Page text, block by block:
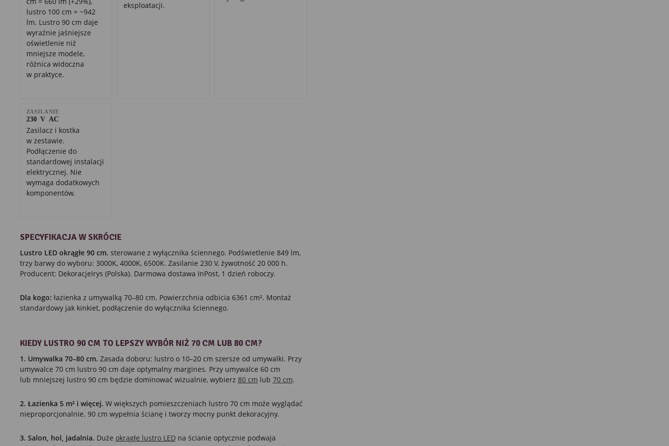
lustro 100 cm = ~942
lm. Lustro 90 cm daje
wyraźnie jaśniejsze
oświetlenie niż
mniejsze modele,
różnica widoczna
w praktyce.
eksploatacji.
ZASILANIE
230 V AC
Zasilacz i kostka
w zestawie.
Podłączenie do
standardowej instalacji
elektrycznej. Nie
wymaga dodatkowych
komponentów.
SPECYFIKACJA W SKRÓCIE
Lustro LED okrągłe 90 cm. sterowane z wyłącznika ściennego. Podświetlenie 849 lm,
trzy barwy do wyboru: 3000K, 4000K, 6500K. Zasilanie 230 V, żywotność 20 000 h.
Producent: DekoracjeIrys (Polska). Darmowa dostawa InPost, 1 dzień roboczy.
Dla kogo: łazienka z umywalką 70–80 cm. Powierzchnia odbicia 6361 cm². Montaż
standardowy jak kinkiet, podłączenie do wyłącznika ściennego.
KIEDY LUSTRO 90 CM TO LEPSZY WYBÓR NIŻ 70 CM LUB 80 CM?
1. Umywalka 70–80 cm. Zasada doboru: lustro o 10–20 cm szersze od umywalki. Przy
umywalce 70 cm lustro 90 cm daje optymalny margines. Przy umywalce 60 cm
lub mniejszej lustro 90 cm będzie dominować wizualnie, wybierz 80 cm lub 70 cm.
2. Łazienka 5 m² i więcej. W większych pomieszczeniach lustro 70 cm może wyglądać
nieproporcjonalnie. 90 cm wypełnia ścianę i tworzy mocny punkt dekoracyjny.
3. Salon, hol, jadalnia. Duże okrągłe lustro LEDna ścianie optycznie podwaja